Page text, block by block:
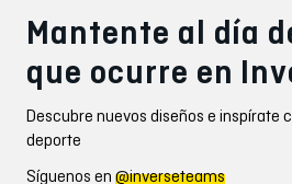
Mantente al día
que ocurre en
Descubre nuevos diseños e inspírate
deporte
Síguenos en @inverseteams